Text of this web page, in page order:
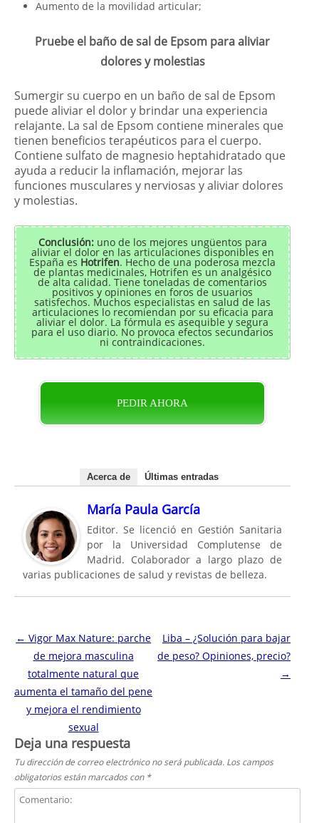
Aumento de la movilidad articular;
Pruebe el baño de sal de Epsom para aliviar
dolores y molestias
Sumergir su cuerpo en un baño de sal de Epsom
puede aliviar el dolor y brindar una experiencia
relajante. La sal de Epsom contiene minerales que
tienen beneficios terapéuticos para el cuerpo.
Contiene sulfato de magnesio heptahidratado que
ayuda a reducir la inflamación, mejorar las
funciones musculares y nerviosas y aliviar dolores
y molestias.
Conclusión:uno de los mejores ungüentos para
aliviar el dolor en las articulaciones disponibles en
España es Hotrifen. Hecho de una poderosa mezcla
de plantas medicinales, Hotrifen es un analgésico
de alta calidad. Tiene toneladas de comentarios
positivos y opiniones en foros de usuarios
satisfechos. Muchos especialistas en salud de las
articulaciones lo recomiendan por su eficacia para
aliviar el dolor. La fórmula es asequible y segura
para el uso diario. No provoca efectos secundarios
ni contraindicaciones.
PEDIR AHORA
Acerca de Últimas entradas
María Paula García
Editor. Se licenció en Gestión Sanitaria
por la Universidad Complutense de
Madrid. Colaborador a largo plazo de
varias publicaciones de salud y revistas de belleza.
Navegación de entradas
← Vigor Max Nature: parche
de mejora masculina
totalmente natural que
aumenta el tamaño del pene
y mejora el rendimiento
sexual
Liba – ¿Solución para bajar
de peso? Opiniones, precio?
→
Deja una respuesta
Tu dirección de correo electrónico no será publicada. Los campos
obligatorios están marcados con *